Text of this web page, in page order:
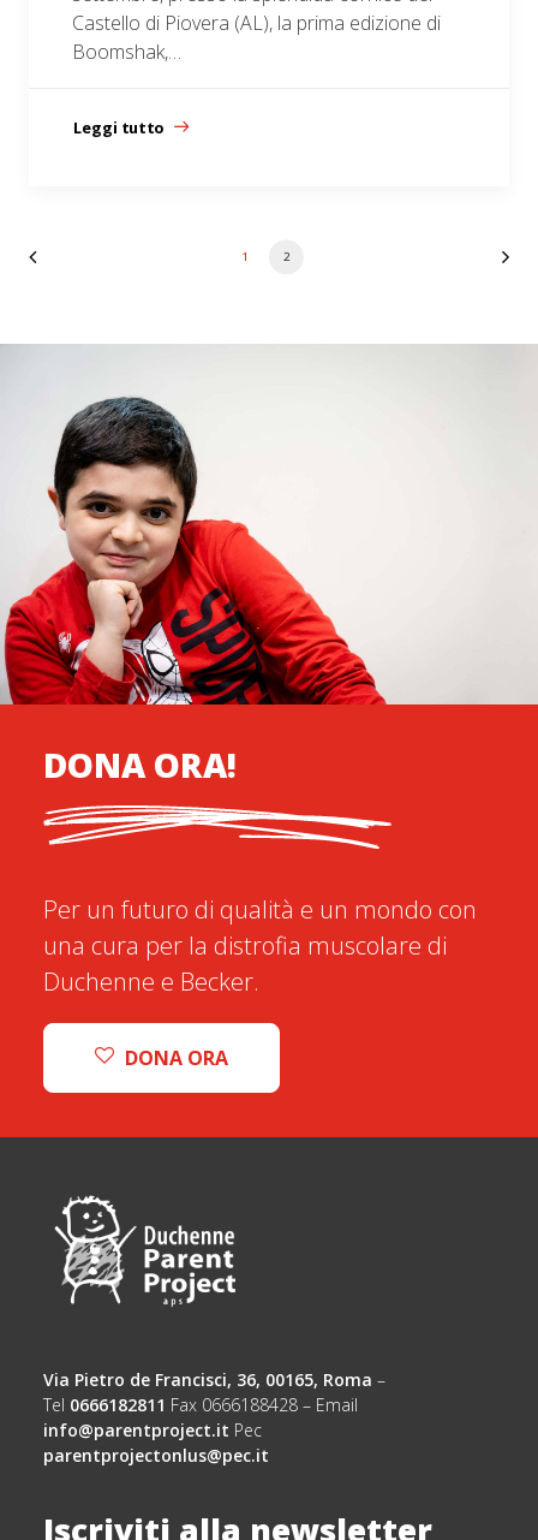
Castello di Piovera (AL), la prima edizione di
Boomshak,…
Leggi tutto
1 2
DONA ORA!
Per un futuro di qualità e un mondo con
una cura per la distrofia muscolare di
Duchenne e Becker.
DONA ORA
Via Pietro de Francisci, 36, 00165, Roma –
Tel 0666182811 Fax 0666188428 – Email
info@parentproject.it Pec
parentprojectonlus@pec.it
Iscriviti alla newsletter